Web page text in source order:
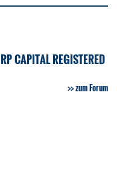
CAPITAL REGISTERED
zum Forum